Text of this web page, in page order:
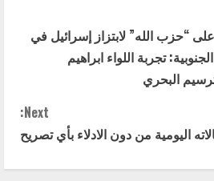
“حزب الله” لابتزاز إسرائيل في
تجربة اللواء ابراهيم
البحري
Next:
اليومية من دون الادلاء بأي تصريح